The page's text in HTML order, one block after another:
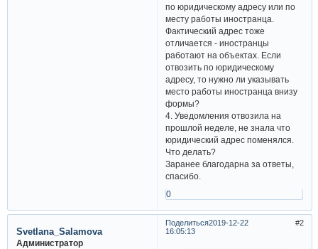
по юридическому адресу или по
месту работы иностранца.
Фактический адрес тоже
отличается - иностранцы
работают на объектах. Если
отвозить по юридическому
адресу, то нужно ли указывать
место работы иностранца внизу
формы?
4. Уведомления отвозила на
прошлой неделе, не знала что
юридический адрес поменялся.
Что делать?
Заранее благодарна за ответы,
спасибо.
0
Поделиться 2
2019-12-22
16:05:13
Svetlana_Salamova
Администратор